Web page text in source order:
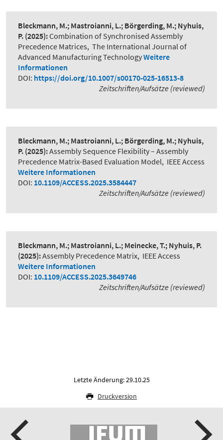
Bleckmann, M.; Mastroianni, L.; Börgerding, M.; Nyhuis,
P. (2025):Combination of Synchronised Assembly
Precedence Matrices, The International Journal of
Advanced Manufacturing TechnologyWeitere
Informationen
DOI: https://doi.org/10.1007/s00170-025-16513-8
Zeitschriften/Aufsätze (reviewed)
Bleckmann, M.; Mastroianni, L.; Börgerding, M.; Nyhuis,
P. (2025):Assembly Sequence Flexibility – Assembly
Precedence Matrix-Based Evaluation Model, IEEE Access
Weitere Informationen
DOI: 10.1109/ACCESS.2025.3584447
Zeitschriften/Aufsätze (reviewed)
Bleckmann, M.; Mastroianni, L.; Meinecke, T.; Nyhuis, P.
(2025):Assembly Precedence Matrix, IEEE Access
Weitere Informationen
DOI: 10.1109/ACCESS.2025.3649746
Zeitschriften/Aufsätze (reviewed)
Letzte Änderung: 29.10.25
Druckversion